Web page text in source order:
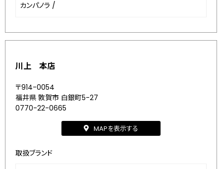
カンパノラ /
川上 本店
〒914-0054
福井県 敦賀市 白銀町5-27
0770-22-0665
MAPを表示する
取扱ブランド